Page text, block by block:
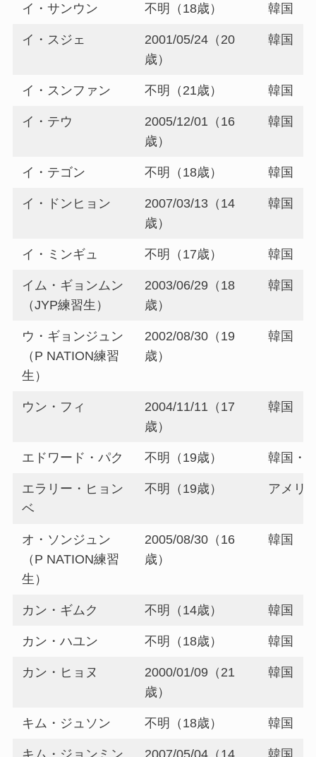
イ・サンウン 不明（18歳） 韓国
イ・スジェ
2001/05/24（20
歳）
韓国
イ・スンファン 不明（21歳） 韓国
イ・テウ
2005/12/01（16
歳）
韓国
イ・テゴン 不明（18歳） 韓国
イ・ドンヒョン
2007/03/13（14
歳）
韓国
イ・ミンギュ 不明（17歳） 韓国
イム・ギョンムン
（JYP練習生）
2003/06/29（18
歳）
韓国
ウ・ギョンジュン
（P NATION練習
生）
2002/08/30（19
歳）
韓国
ウン・フィ
2004/11/11（17
歳）
韓国
エドワード・パク 不明（19歳） 韓国・
エラリー・ヒョン
ベ
不明（19歳） アメリ
オ・ソンジュン
（P NATION練習
生）
2005/08/30（16
歳）
韓国
カン・ギムク 不明（14歳） 韓国
カン・ハユン 不明（18歳） 韓国
カン・ヒョヌ
2000/01/09（21
歳）
韓国
キム・ジュソン 不明（18歳） 韓国
キム・ジョンミン 2007/05/04（14 韓国